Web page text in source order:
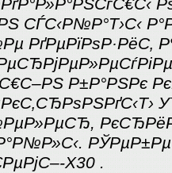
СЃС‹Р№Р°Т›С‹
РґРµРїРѕР·РёС‚
Р±Р°РЅРє
X30 .